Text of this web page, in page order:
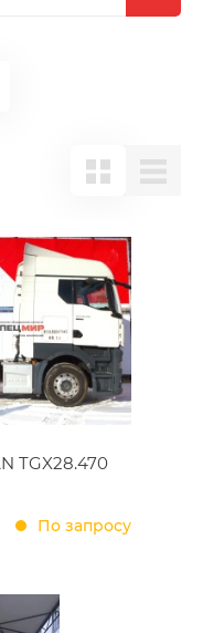
TGX28.470
По запросу